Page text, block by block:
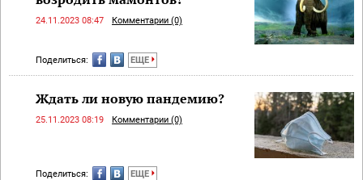
24.11.2023 08:47 Комментарии (0)
Поделиться: ЕЩЕ
Ждать ли новую пандемию?
25.11.2023 08:19 Комментарии (0)
Поделиться: ЕЩЕ